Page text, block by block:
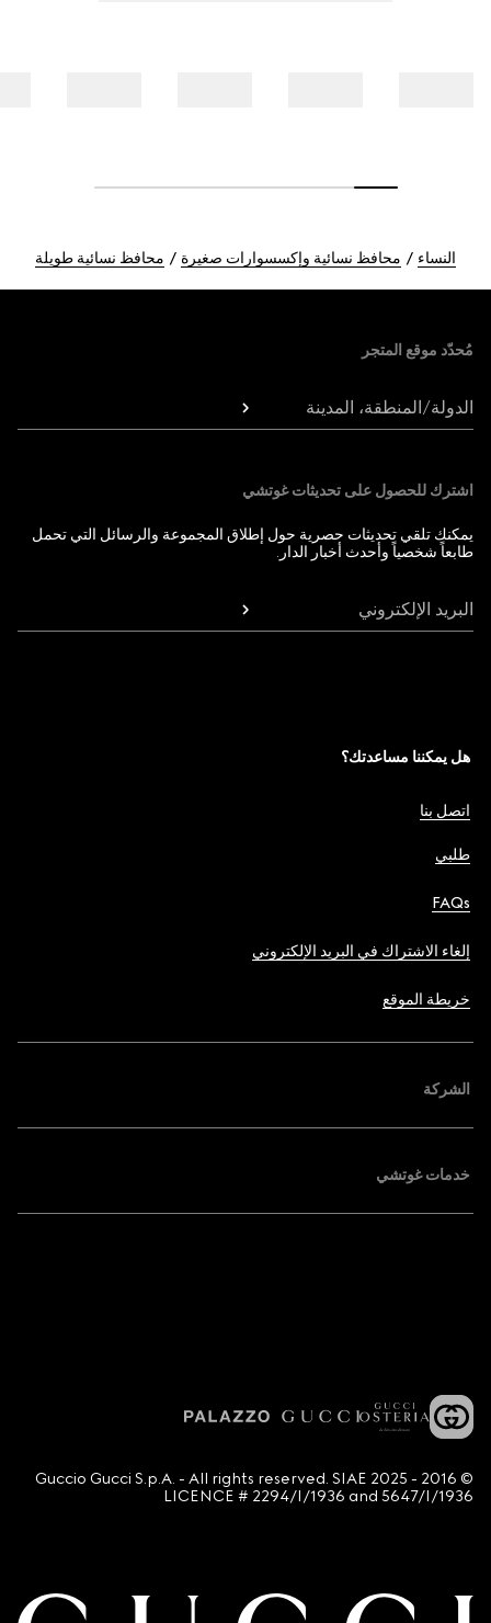
النساء محافظ نسائية وإكسسوارات صغيرة محافظ نسائية طويلة
مُحدّد موقع المتجر
الدولة/المنطقة، المدينة
اشترك للحصول على تحديثات غوتشي
يمكنك تلقي تحديثات حصرية حول إطلاق المجموعة والرسائل التي تحمل
طابعاً شخصياً وأحدث أخبار الدار.
البريد الإلكتروني
هل يمكننا مساعدتك؟
اتصل بنا
طلبي
FAQs
إلغاء الاشتراك في البريد الإلكتروني
خريطة الموقع
الشركة
خدمات غوتشي
© 2016 - 2025 Guccio Gucci S.p.A. - All rights reserved. SIAE
LICENCE # 2294/I/1936 and 5647/I/1936